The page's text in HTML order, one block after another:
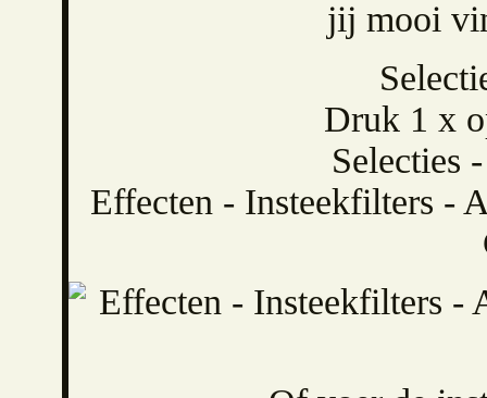
Druk 1 x
Selecties
Effecten - Insteekfilters -